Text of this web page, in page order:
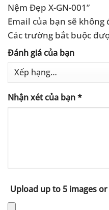
Nệm Đẹp X-GN-001”
Email của bạn sẽ
Các trường bắt buộc
Đánh giá của bạn
Nhận xét của bạn*
Upload up to 5 images